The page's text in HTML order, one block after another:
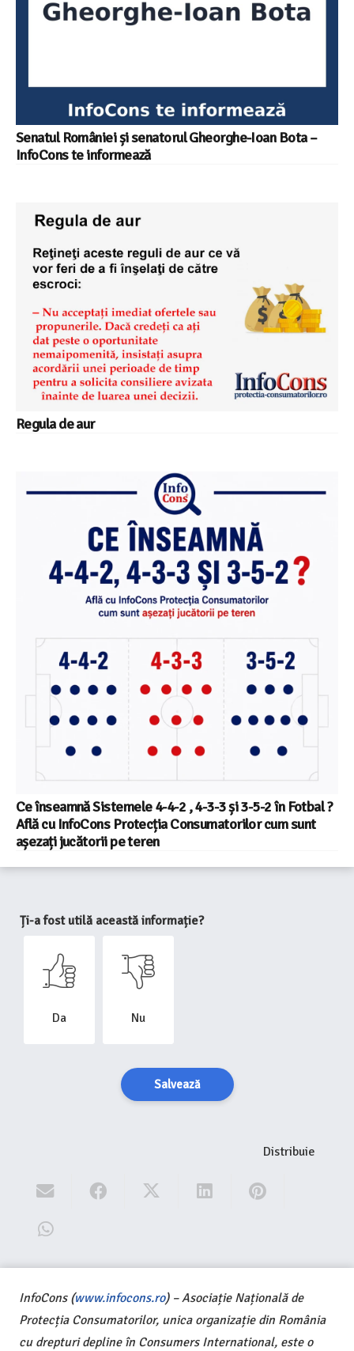
Senatul României și senatorul Gheorghe-Ioan Bota –
InfoCons te informează
Regula de aur
Ce înseamnă Sistemele 4-4-2 , 4-3-3 și 3-5-2 în Fotbal ?
Află cu InfoCons Protecția Consumatorilor cum sunt
așezați jucătorii pe teren
Ți-a fost utilă această informație?
Da Nu
Salvează
Distribuie
InfoCons (www.infocons.ro) – Asociație Națională de
Protecția Consumatorilor, unica organizație din România
cu drepturi depline în Consumers International, este o